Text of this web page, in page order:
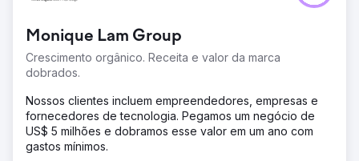
Monique Lam Group
Crescimento orgânico. Receita e valor da marca
dobrados.
Nossos clientes incluem empreendedores, empresas e
fornecedores de tecnologia. Pegamos um negócio de
US$ 5 milhões e dobramos esse valor em um ano com
gastos mínimos.